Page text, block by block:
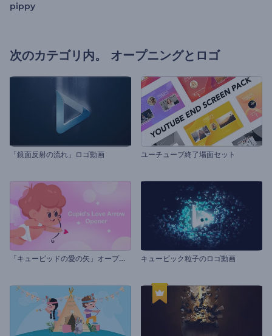
pippy
次のカテゴリ内。 オープニングとロゴ
「鏡面反射の流れ」ロゴ動画 ユーチューブ終了場面セット
「
キューピッドの愛の矢」オープニング動画 キュービック粒子のロゴ動画